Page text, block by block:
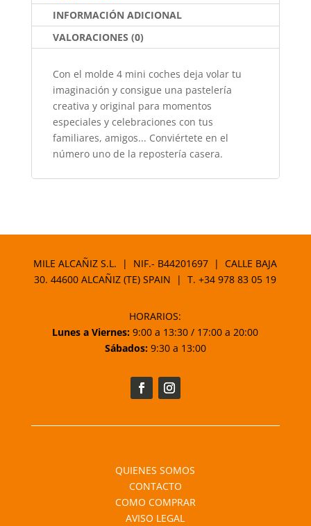
INFORMACIÓN ADICIONAL
VALORACIONES (0)
Con el molde 4 mini coches deja volar tu
imaginación y consigue una pastelería
creativa y original para momentos
especiales y celebraciones con tus
familiares, amigos... Conviértete en el
número uno de la repostería casera.
MILE ALCAÑIZ S.L. | NIF.- B44201697 | CALLE BAJA
30. 44600 ALCAÑIZ (TE) SPAIN | T.+34 978 83 05 19
HORARIOS:
Lunes a Viernes: 9:00 a 13:30 / 17:00 a 20:00
Sábados:9:30 a 13:00
QUIENES SOMOS
CONTACTO
COMO COMPRAR
AVISO LEGAL